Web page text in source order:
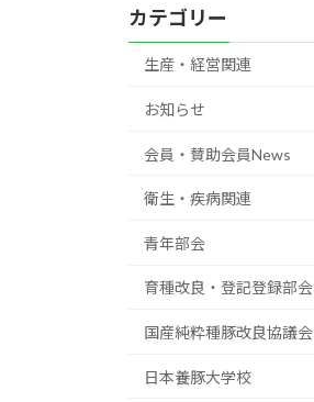
カテゴリー
生産・経営関連
お知らせ
会員・賛助会員News
衛生・疾病関連
青年部会
育種改良・登記登録部会
国産純粋種豚改良協議会
日本養豚大学校